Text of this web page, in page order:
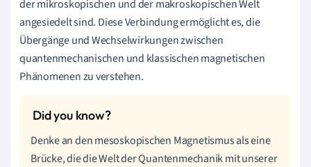
der mikroskopischen und der makroskopischen Welt
angesiedelt sind. Diese Verbindung ermöglicht es, die
Übergänge und Wechselwirkungen zwischen
quantenmechanischen und klassischen magnetischen
Phänomenen zu verstehen.
Denke an den mesoskopischen Magnetismus als eine
Brücke, die die Welt der Quantenmechanik mit unserer